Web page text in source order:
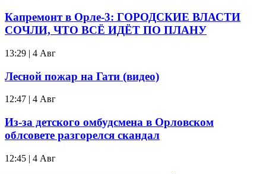
Капремонт в Орле-3: ГОРОДСКИЕ ВЛАСТИ
СОЧЛИ, ЧТО ВСЁ ИДЁТ ПО ПЛАНУ
13:29 | 4 Авг
Лесной пожар на Гати (видео)
12:47 | 4 Авг
Из-за детского омбудсмена в Орловском
облсовете разгорелся скандал
12:45 | 4 Авг